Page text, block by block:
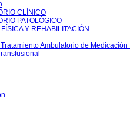
CLÍNICO
PATOLÓGICO
Y REHABILITACIÓN
Ambulatorio de Medicación